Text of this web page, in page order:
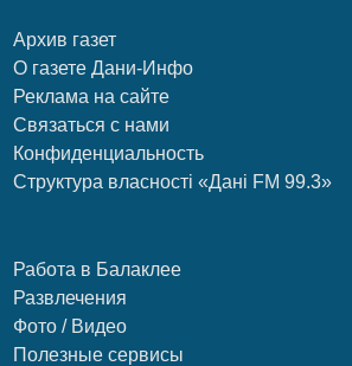
Архив газет
О газете Дани-Инфо
Реклама на сайте
Связаться с нами
Конфиденциальность
Структура власності «Дані FM 99.3»
Работа в Балаклее
Развлечения
Фото / Видео
Полезные сервисы